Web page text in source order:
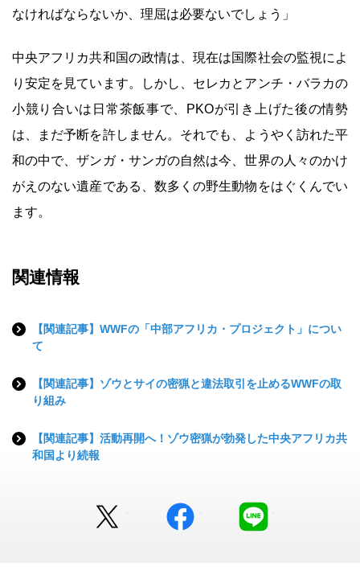
なければならないか、理屈は必要ないでしょう」
中央アフリカ共和国の政情は、現在は国際社会の監視によ
り安定を見ています。しかし、セレカとアンチ・バラカの
小競り合いは日常茶飯事で、PKOが引き上げた後の情勢
は、まだ予断を許しません。それでも、ようやく訪れた平
和の中で、ザンガ・サンガの自然は今、世界の人々のかけ
がえのない遺産である、数多くの野生動物をはぐくんでい
ます。
関連情報
【関連記事】WWFの「中部アフリカ・プロジェクト」につい
て
【関連記事】ゾウとサイの密猟と違法取引を止めるWWFの取
り組み
【関連記事】活動再開へ！ゾウ密猟が勃発した中央アフリカ共
和国より続報
facebook